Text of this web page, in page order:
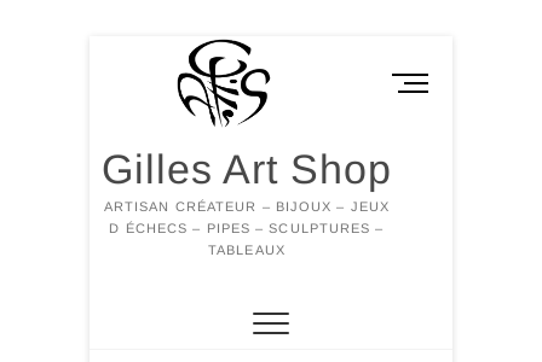
Gilles Art Shop
ARTISAN CRÉATEUR – BIJOUX – JEUX
D ÉCHECS – PIPES – SCULPTURES –
TABLEAUX
M